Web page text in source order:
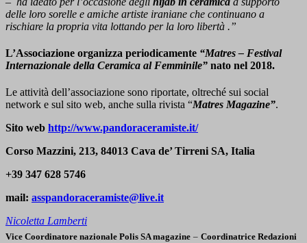
delle loro sorelle e amiche artiste iraniane che continuano a
rischiare la propria vita lottando per la loro libertà .”
L’Associazione organizza periodicamente “Matres – Festival
Internazionale della Ceramica al Femminile” nato nel 2018.
Le attività dell’associazione sono riportate, oltreché sui social
network e sul sito web, anche sulla rivista “Matres Magazine”.
Sito web http://www.pandoraceramiste.it/
Corso Mazzini, 213, 84013 Cava de’ Tirreni SA, Italia
+39 347 628 5746
mail: asspandoraceramiste@live.it
Nicoletta Lamberti
Vice Coordinatore nazionale Polis SA magazine – Coordinatrice Redazioni